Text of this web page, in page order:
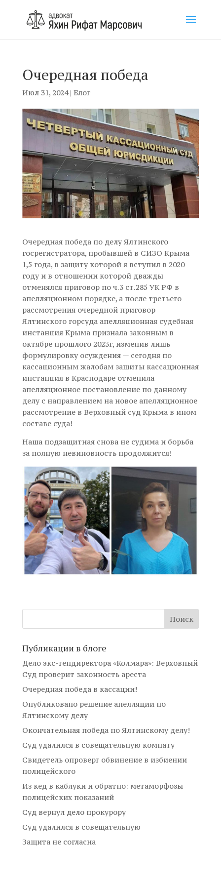
Очередная победа
Июл 31, 2024| Блог
Очередная победа по делу Ялтинского
госрегистратора, пробывшей в СИЗО Крыма
1,5 года, в защиту которой я вступил в 2020
году и в отношении которой дважды
отменялся приговор по ч.3 ст.285 УК РФ в
апелляционном порядке, а после третьего
рассмотрения очередной приговор
Ялтинского горсуда апелляционная судебная
инстанция Крыма признала законным в
октябре прошлого 2023г, изменив лишь
формулировку осуждения — сегодня по
кассационным жалобам защиты кассационная
инстанция в Краснодаре отменила
апелляционное постановление по данному
делу с направлением на новое апелляционное
рассмотрение в Верховный суд Крыма в ином
составе суда!
Наша подзащитная снова не судима и борьба
за полную невиновность продолжится!
Публикации в блоге
Дело экс-гендиректора «Колмара»: Верховный
Суд проверит законность ареста
Очередная победа в кассации!
Опубликовано решение апелляции по
Ялтинскому делу
Окончательная победа по Ялтинскому делу!
Суд удалился в совещательную комнату
Свидетель опроверг обвинение в избиении
полицейского
Из кед в каблуки и обратно: метаморфозы
полицейских показаний
Суд вернул дело прокурору
Суд удалился в совещательную
Защита не согласна